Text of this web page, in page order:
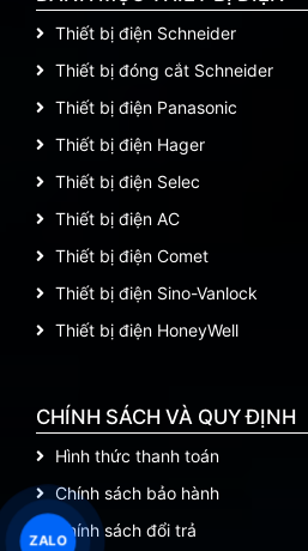
Thiết bị điện Schneider
Thiết bị đóng cắt Schneider
Thiết bị điện Panasonic
Thiết bị điện Hager
Thiết bị điện Selec
Thiết bị điện AC
Thiết bị điện Comet
Thiết bị điện Sino-Vanlock
Thiết bị điện HoneyWell
CHÍNH SÁCH VÀ QUY ĐỊNH
Hình thức thanh toán
Chính sách bảo hành
Chính sách đổi trả
ZALO